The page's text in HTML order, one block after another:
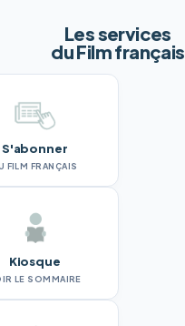
Les services
du Film français
S'abonner
FILM FRANÇAIS
Kiosque
LE SOMMAIRE